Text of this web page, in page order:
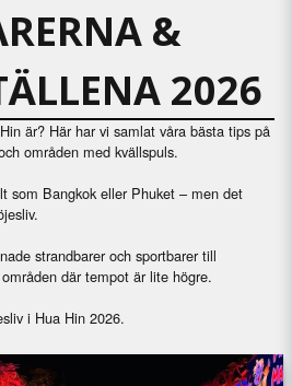
&
2026
är? Här har vi samlat våra bästa tips på
områden med kvällspuls.
som Bangkok eller Phuket – men det
strandbarer och sportbarer till
där tempot är lite högre.
i Hua Hin 2026.